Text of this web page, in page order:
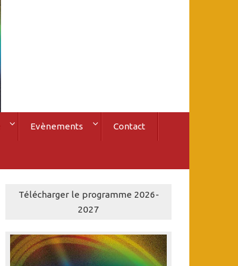
Evènements Contact
Télécharger le programme 2026-
2027